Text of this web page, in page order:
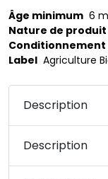
Âge minimum 6
Nature de produit
Conditionnement
Label Agriculture
Description
Description